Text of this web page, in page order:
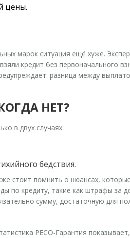
цены.
марок ситуация ещё хуже.
кредит без первоначального
разница между
НЕТ?
в двух случаях:
бедствия.
стоит помнить о нюансах,
по кредиту, такие как штрафы за
сумму, достаточную для
РЕСО-Гарантия